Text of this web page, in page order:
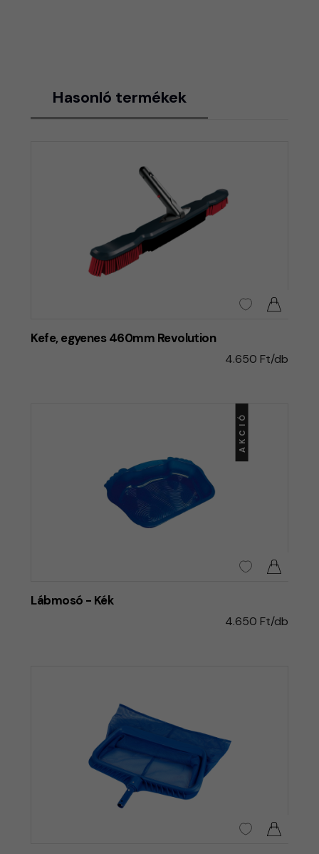
Hasonló termékek
Kefe, egyenes 460mm Revolution
4.650 Ft/db
AKCIÓ
Lábmosó - Kék
4.650 Ft/db